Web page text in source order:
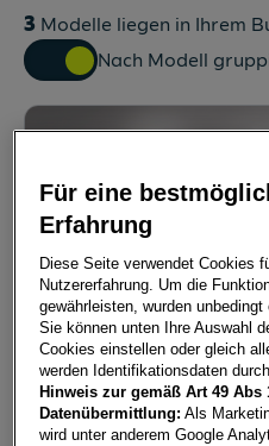
3 Modelle liegen in Ihrem
Nach Modell
Für eine
Erfahrung
Diese Seite verwendet Cookies
Nutzererfahrung. Um die
gewährleisten, wurden
Sie können unten Ihre Auswahl
Cookies einstellen oder gleich
werden Identifikationsdaten
Hinweis zur gemäß Art 49 Abs
Datenübermittlung: Als
wird unter anderem Google